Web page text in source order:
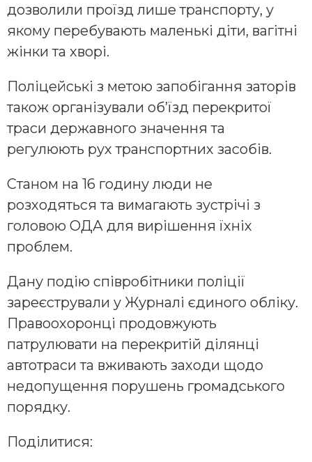
дозволили проїзд лише транспорту, у
якому перебувають маленькі діти, вагітні
жінки та хворі.
Поліцейські з метою запобігання заторів
також організували об’їзд перекритої
траси державного значення та
регулюють рух транспортних засобів.
Станом на 16 годину люди не
розходяться та вимагають зустрічі з
головою ОДА для вирішення їхніх
проблем.
Дану подію співробітники поліції
зареєстрували у Журналі єдиного обліку.
Правоохоронці продовжують
патрулювати на перекритій ділянці
автотраси та вживають заходи щодо
недопущення порушень громадського
порядку.
Поділитися: